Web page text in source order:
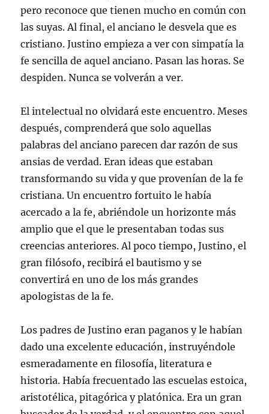
pero reconoce que tienen mucho en común con
las suyas. Al final, el anciano le desvela que es
cristiano. Justino empieza a ver con simpatía la
fe sencilla de aquel anciano. Pasan las horas. Se
despiden. Nunca se volverán a ver.
El intelectual no olvidará este encuentro. Meses
después, comprenderá que solo aquellas
palabras del anciano parecen dar razón de sus
ansias de verdad. Eran ideas que estaban
transformando su vida y que provenían de la fe
cristiana. Un encuentro fortuito le había
acercado a la fe, abriéndole un horizonte más
amplio que el que le presentaban todas sus
creencias anteriores. Al poco tiempo, Justino, el
gran filósofo, recibirá el bautismo y se
convertirá en uno de los más grandes
apologistas de la fe.
Los padres de Justino eran paganos y le habían
dado una excelente educación, instruyéndole
esmeradamente en filosofía, literatura e
historia. Había frecuentado las escuelas estoica,
aristotélica, pitagórica y platónica. Era un gran